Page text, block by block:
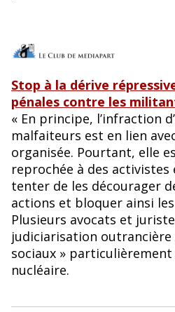
Stop à la dérive
pénales contre les
« En principe, l’infraction
malfaiteurs est en lien
organisée. Pourtant, elle
reprochée à des
tenter de les décourager
actions et bloquer ainsi
Plusieurs avocats et
judiciarisation outrancière
sociaux »
nucléaire.